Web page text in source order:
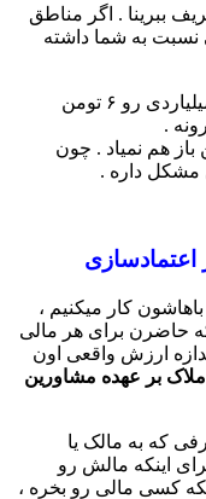
ببرینا . اگر مناطق
نسبت به شما داشته
و از این سمت به مصرف کننده یه مال ۵ میلیاردی رو ۶ تومن
.
معرفی کن باز هم نمیاد . چون
مشکل داره .
کار میکنیم ،
حاضرن برای هر مالی
ارزش واقعی اون
بر عهده مشاورین
که به مالک یا
اینکه مالش رو
کسی مالی رو بخره ،